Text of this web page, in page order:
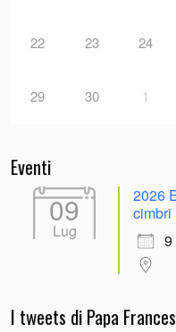
22 23 24
29 30 1
Eventi
09
Lug
2026
cimbri
9
I tweets di Papa